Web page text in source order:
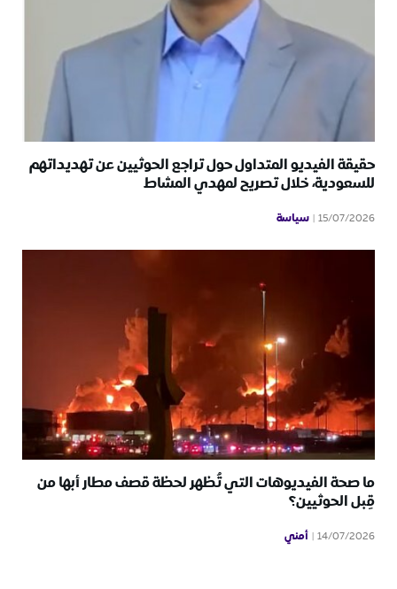
حقيقة الفيديو المتداول حول تراجع الحوثيين عن تهديداتهم
للسعودية، خلال تصريح لمهدي المشاط
15/07/2026 سياسة
ما صحة الفيديوهات التي تُظهر لحظة قصف مطار أبها من
قِبل الحوثيين؟
14/07/2026 أمني